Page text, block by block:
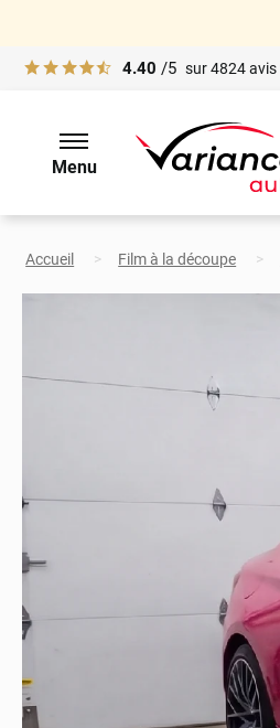
4.40 /5 sur4824avis
Menu
Accueil Film à la découpe